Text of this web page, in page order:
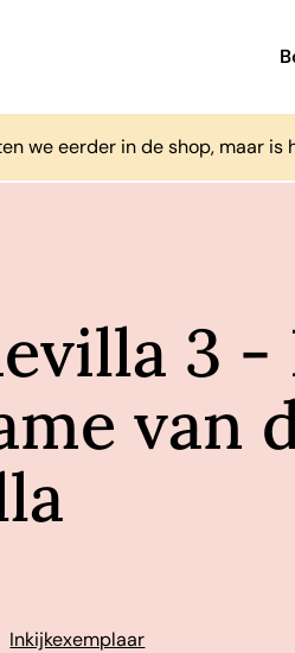
we eerder in de shop, maar
3 -
van
Inkijkexemplaar